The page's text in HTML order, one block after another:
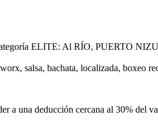
ELITE: Al RÍO, PUERTO
salsa, bachata, localizada, boxeo
a una deducción cercana al 30% del